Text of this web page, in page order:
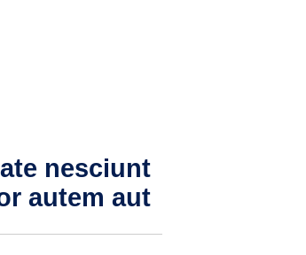
nesciunt
autem aut